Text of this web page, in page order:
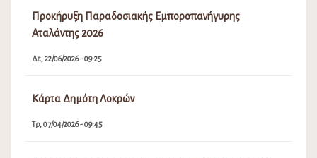
Προκήρυξη Παραδοσιακής Εμποροπανήγυρης
Αταλάντης 2026
Δε, 22/06/2026 - 09:25
Κάρτα Δημότη Λοκρών
Τρ, 07/04/2026 - 09:45